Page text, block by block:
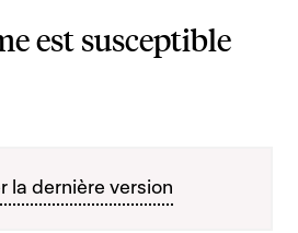
est susceptible
la dernière version